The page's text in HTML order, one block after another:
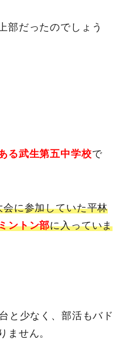
部だったのでしょう
る武生第五中学校で
に参加していた平林
ントン部に入っていま
と少なく、部活もバド
ません。